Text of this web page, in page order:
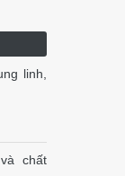
linh,
chất